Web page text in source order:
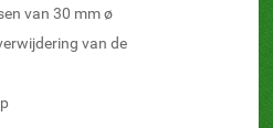
van 30 mm ø
van de